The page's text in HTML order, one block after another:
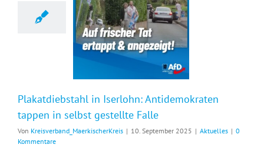
Plakatdiebstahl in Iserlohn: Antidemokraten
tappen in selbst gestellte Falle
Von Kreisverband_MaerkischerKreis | 10. September 2025 | Aktuelles | 0
Kommentare